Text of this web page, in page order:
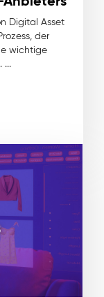
Digital Asset
der
wichtige
...